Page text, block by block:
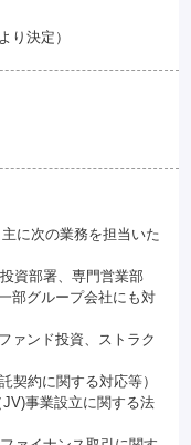
り決定）
に次の業務を担当いた
資部署、専門営業部
部グループ会社にも対
ァンド投資、ストラク
契約に関する対応等）
事業設立に関する法